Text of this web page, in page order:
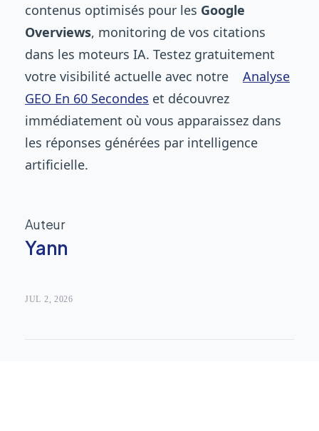
contenus optimisés pour les Google
Overviews, monitoring de vos citations
dans les moteurs IA. Testez gratuitement
votre visibilité actuelle avec notre
Analyse
GEO En 60 Secondes et découvrez
immédiatement où vous apparaissez dans
les réponses générées par intelligence
artificielle.
Auteur
Yann
JUL 2, 2026